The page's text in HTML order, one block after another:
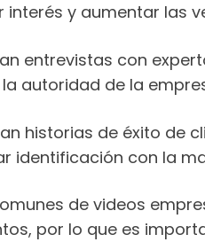
y aumentar las
entrevistas con
autoridad de la
historias de éxito de
identificación con la
de videos
por lo que es